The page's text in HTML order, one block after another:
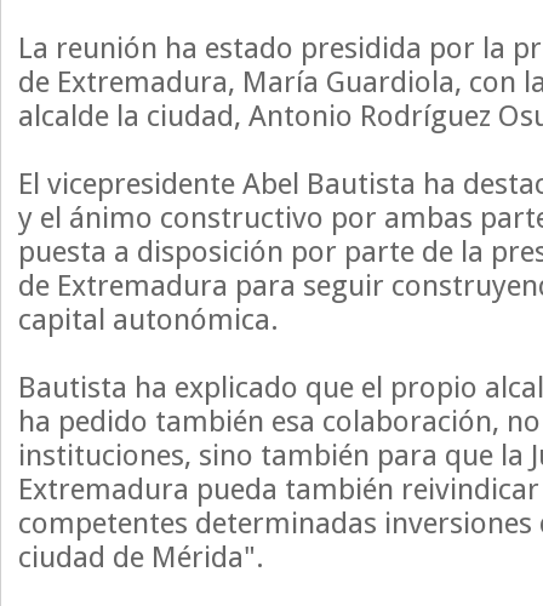
La reunión ha estado presidida por la
de Extremadura, María Guardiola, con
alcalde la ciudad, Antonio Rodríguez
El vicepresidente Abel Bautista ha
y el ánimo constructivo por ambas
puesta a disposición por parte de la
de Extremadura para seguir
capital autonómica.
Bautista ha explicado que el propio
ha pedido también esa colaboración,
instituciones, sino también para que la
Extremadura pueda también
competentes determinadas
ciudad de Mérida".